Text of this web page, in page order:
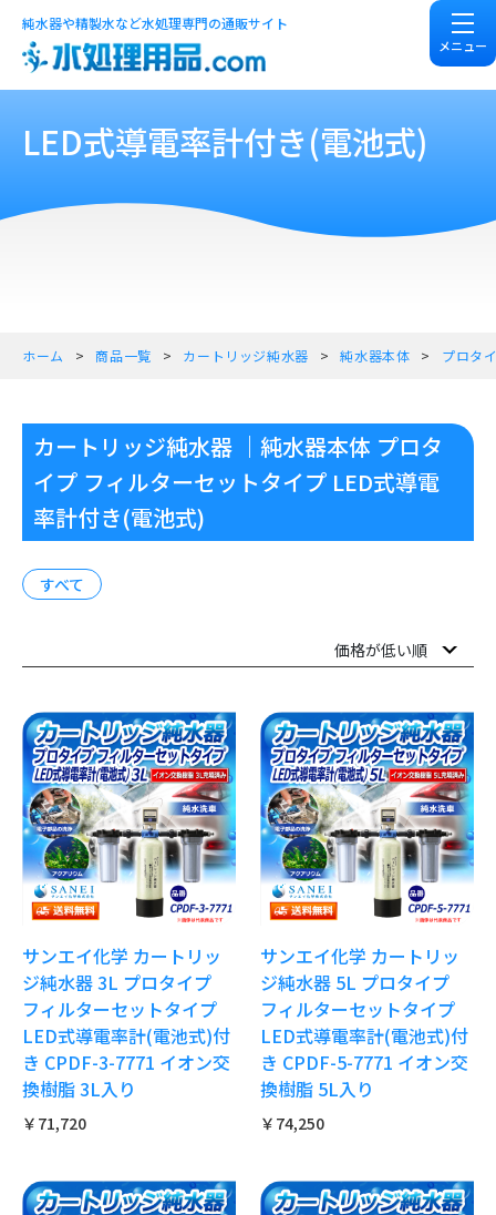
純水器や精製水など水処理専門の通販サイト
メニュー
LED式導電率計付き(電池式)
ホーム 商品一覧 カートリッジ純水器 純水器本体 プロタ
カートリッジ純水器 ｜純水器本体 プロタ
イプ フィルターセットタイプ LED式導電
率計付き(電池式)
すべて
サンエイ化学 カートリッ
ジ純水器 3L プロタイプ
フィルターセットタイプ
LED式導電率計(電池式)付
き CPDF-3-7771 イオン交
換樹脂 3L入り
￥71,720
サンエイ化学 カートリッ
ジ純水器 5L プロタイプ
フィルターセットタイプ
LED式導電率計(電池式)付
き CPDF-5-7771 イオン交
換樹脂 5L入り
￥74,250